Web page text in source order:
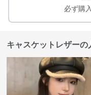
必ず購
キャスケットレザーの